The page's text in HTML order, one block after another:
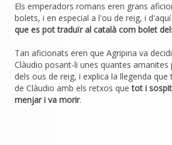
Els emperadors romans eren grans
bolets, i en especial a l'ou de reig, i d'aquí
que es pot traduïr al català com bolet
Tan aficionats eren que Agripina va
Clàudio posant-li unes quantes
dels ous de reig, i explica la llegenda
de Clàudio amb els retxos quetot i
menjar i va morir.